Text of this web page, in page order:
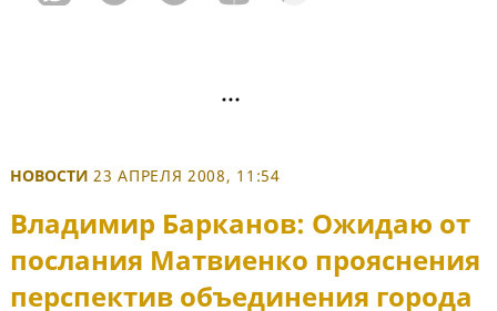
НОВОСТИ 23 АПРЕЛЯ 2008, 11:54
Владимир Барканов: Ожидаю от
послания Матвиенко прояснения
перспектив объединения города